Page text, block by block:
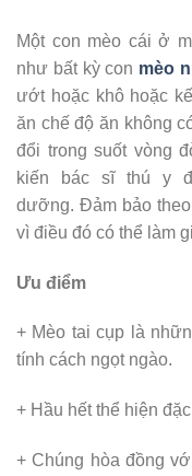
Một con mèo cái ở
như bất kỳ con mèo
ướt hoặc khô hoặc
ăn chế độ ăn không
đổi trong suốt vòng
kiến ​​bác sĩ thú y
dưỡng. Đảm bảo
vì điều đó có thể làm
Ưu điểm
+ Mèo tai cụp là
tính cách ngọt ngào.
+ Hầu hết thể hiện
+ Chúng hòa đồng